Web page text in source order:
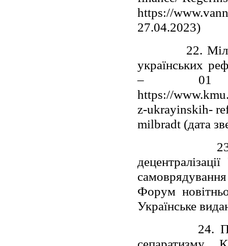
https://
27.04.2023)
22.
українських
– 01
https://
z-ukrayinskih-
milbradt (дата
23.
Форум
Українське
24.